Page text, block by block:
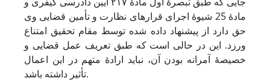
مادۀ 25 شیوۀ اجرای قرارهای نظارت و تأمین قضایی وی
حق دارد از پیشنهاد داده شده توسط مقام تحقیق امتناع
ورزد. این در حالی است که طبق تعریف عمل قضایی و
خصیصۀ آمرانه بودن آن، نباید ارادۀ متهم در این اعمال
تأثیر داشته باشد.